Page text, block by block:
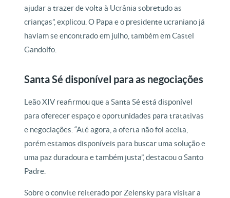
ajudar a trazer de volta à Ucrânia sobretudo as
crianças”, explicou. O Papa e o presidente ucraniano já
haviam se encontrado em julho, também em Castel
Gandolfo.
Santa Sé disponível para as negociações
Leão XIV reafirmou que a Santa Sé está disponível
para oferecer espaço e oportunidades para tratativas
e negociações. “Até agora, a oferta não foi aceita,
porém estamos disponíveis para buscar uma solução e
uma paz duradoura e também justa”, destacou o Santo
Padre.
Sobre o convite reiterado por Zelensky para visitar a